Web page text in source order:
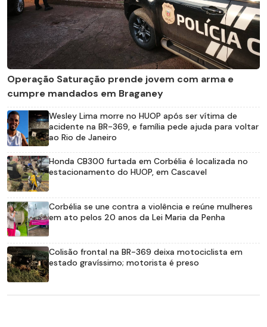
Operação Saturação prende jovem com arma e
cumpre mandados em Braganey
Wesley Lima morre no HUOP após ser vítima de
acidente na BR-369, e família pede ajuda para voltar
ao Rio de Janeiro
Honda CB300 furtada em Corbélia é localizada no
estacionamento do HUOP, em Cascavel
Corbélia se une contra a violência e reúne mulheres
em ato pelos 20 anos da Lei Maria da Penha
Colisão frontal na BR-369 deixa motociclista em
estado gravíssimo; motorista é preso